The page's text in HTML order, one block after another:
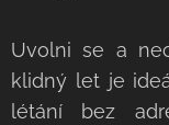
Uvolni se a
klidný let je
létání bez